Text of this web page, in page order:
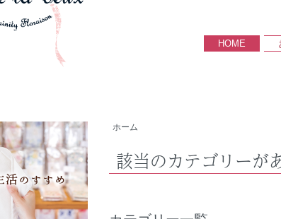
HOME
ホーム
該当のカテゴリーが